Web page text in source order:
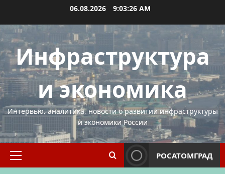
содержимому
06.08.2026 9:03:26 AM
Инфраструктура
и экономика
Интервью, аналитика, новости о развитии инфраструктуры
и экономики России
Основное
РОСАТОМГРАД